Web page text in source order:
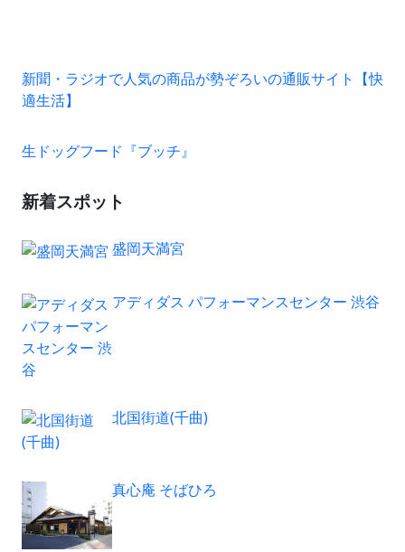
新聞・ラジオで人気の商品が勢ぞろいの通販サイト【快
適生活】
生ドッグフード『ブッチ』
新着スポット
盛岡天満宮
アディダス パフォーマンスセンター 渋谷
北国街道(千曲)
真心庵 そばひろ